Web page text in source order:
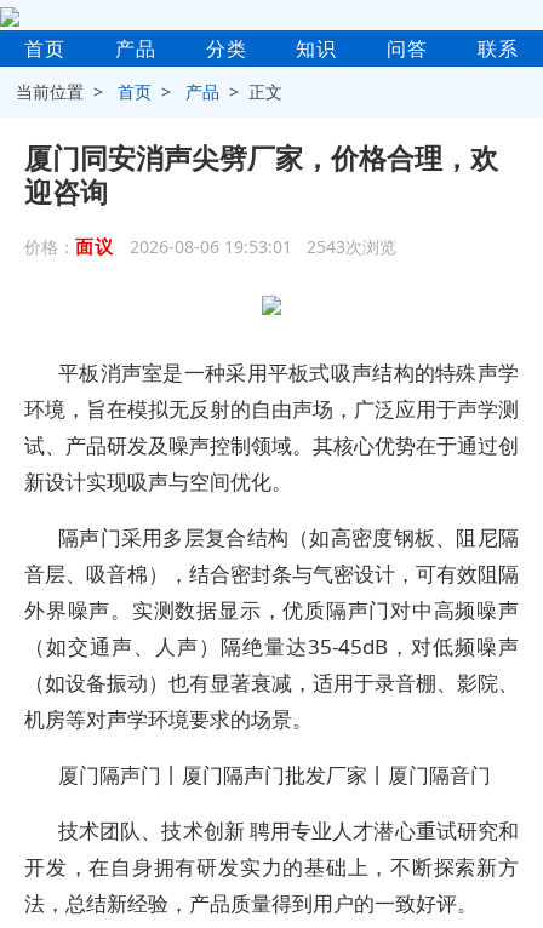
首页 产品 分类 知识 问答 联系
当前位置 >首页 > 产品 > 正文
厦门同安消声尖劈厂家，价格合理，欢
迎咨询
价格： 面议 2026-08-06 19:53:01 2543次浏览
平板消声室是一种采用平板式吸声结构的特殊声学
环境，旨在模拟无反射的自由声场，广泛应用于声学测
试、产品研发及噪声控制领域。其核心优势在于通过创
新设计实现吸声与空间优化。
隔声门采用多层复合结构（如高密度钢板、阻尼隔
音层、吸音棉），结合密封条与气密设计，可有效阻隔
外界噪声。实测数据显示，优质隔声门对中高频噪声
（如交通声、人声）隔绝量达35-45dB，对低频噪声
（如设备振动）也有显著衰减，适用于录音棚、影院、
机房等对声学环境要求的场景。
厦门隔声门丨厦门隔声门批发厂家丨厦门隔音门
技术团队、技术创新 聘用专业人才潜心重试研究和
开发，在自身拥有研发实力的基础上，不断探索新方
法，总结新经验，产品质量得到用户的一致好评。